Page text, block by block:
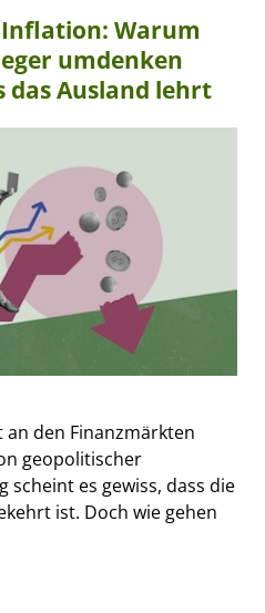
Warum
umdenken
das Ausland lehrt
an den Finanzmärkten
geopolitischer
scheint es gewiss, dass die
ist. Doch wie gehen